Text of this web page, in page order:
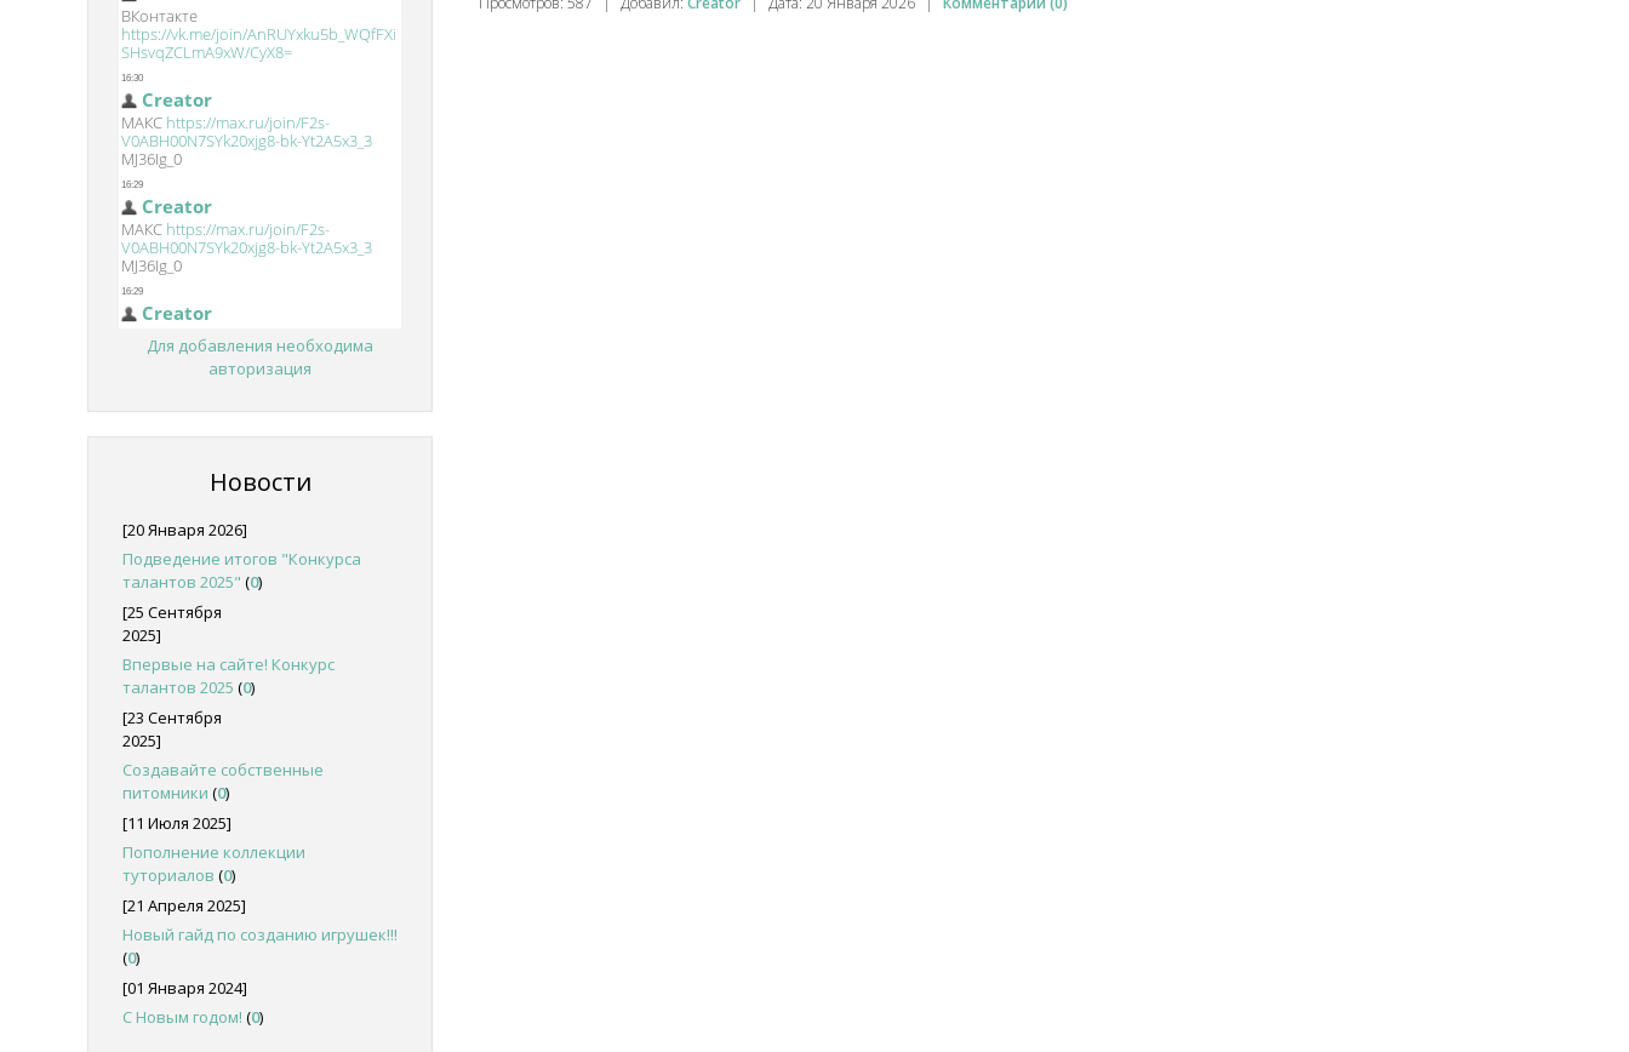
Для добавления необходима
авторизация
Новости
[20 Января 2026]
Подведение итогов "Конкурса
талантов 2025" (0)
[25 Сентября
2025]
Впервые на сайте! Конкурс
талантов 2025 (0)
[23 Сентября
2025]
Создавайте собственные
питомники (0)
[11 Июля 2025]
Пополнение коллекции
туториалов (0)
[21 Апреля 2025]
Новый гайд по созданию игрушек!!!
(0)
[01 Января 2024]
С Новым годом! (0)